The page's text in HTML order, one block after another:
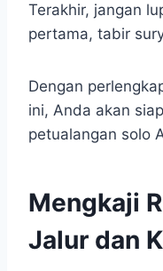
Terakhir, jangan
pertama, tabir
Dengan
ini, Anda akan
petualangan solo
Mengkaji
Jalur dan